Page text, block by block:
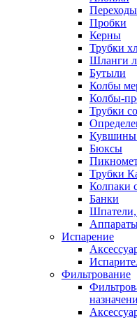
Переходы
Пробки
Керны
Трубки
Шланги
Бутыли
Колбы
Колбы-
Трубки
Кувшины
Бюксы
Трубки
Колпаки
Банки
Испарение
Фильтрование